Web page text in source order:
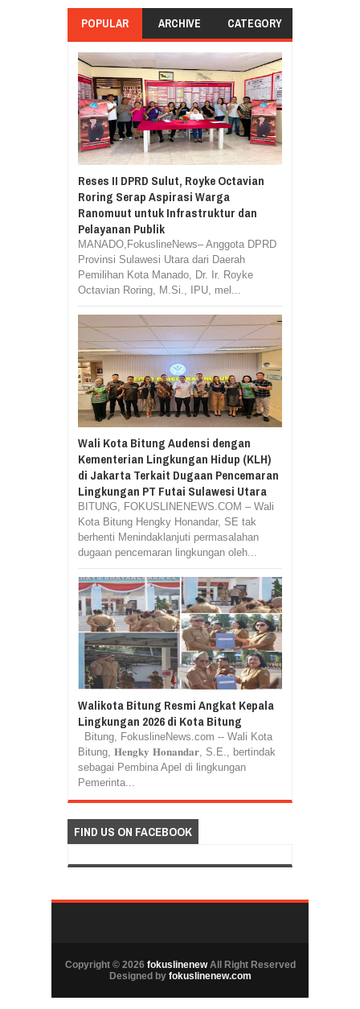
POPULAR ARCHIVE CATEGORY
Reses II DPRD Sulut, Royke Octavian
Roring Serap Aspirasi Warga
Ranomuut untuk Infrastruktur dan
Pelayanan Publik
MANADO,FokuslineNews– Anggota DPRD
Provinsi Sulawesi Utara dari Daerah
Pemilihan Kota Manado, Dr. Ir. Royke
Octavian Roring, M.Si., IPU, mel...
Wali Kota Bitung Audensi dengan
Kementerian Lingkungan Hidup (KLH)
di Jakarta Terkait Dugaan Pencemaran
Lingkungan PT Futai Sulawesi Utara
BITUNG, FOKUSLINENEWS.COM – Wali
Kota Bitung Hengky Honandar, SE tak
berhenti Menindaklanjuti permasalahan
dugaan pencemaran lingkungan oleh...
Walikota Bitung Resmi Angkat Kepala
Lingkungan 2026 di Kota Bitung
Bitung, FokuslineNews.com -- Wali Kota
Bitung, 𝐇𝐞𝐧𝐠𝐤𝐲 𝐇𝐨𝐧𝐚𝐧𝐝𝐚𝐫, S.E., bertindak
sebagai Pembina Apel di lingkungan
Pemerinta...
FIND US ON FACEBOOK
Copyright © 2026 fokuslinenewAll Right Reserved
Designed by fokuslinenew.com